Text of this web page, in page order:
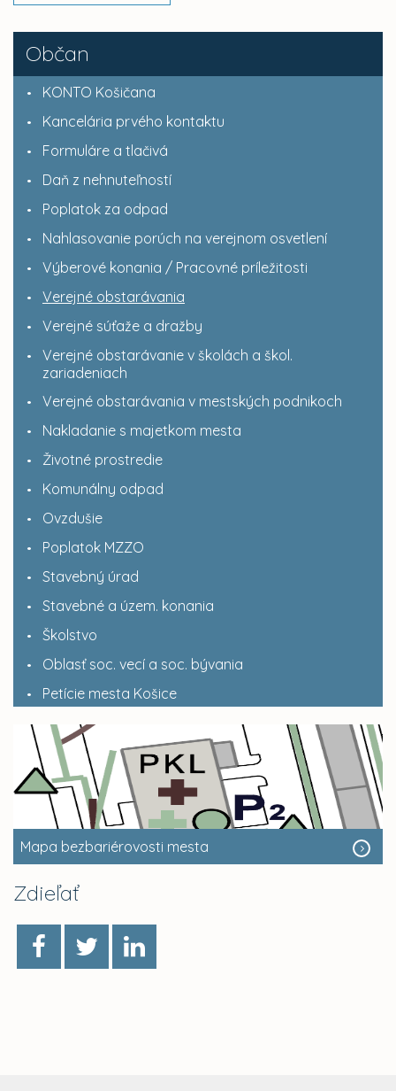
Občan
KONTO Košičana
Kancelária prvého kontaktu
Formuláre a tlačivá
Daň z nehnuteľností
Poplatok za odpad
Nahlasovanie porúch na verejnom osvetlení
Výberové konania / Pracovné príležitosti
Verejné obstarávania
Verejné súťaže a dražby
Verejné obstarávanie v školách a škol.
zariadeniach
Verejné obstarávania v mestských podnikoch
Nakladanie s majetkom mesta
Životné prostredie
Komunálny odpad
Ovzdušie
Poplatok MZZO
Stavebný úrad
Stavebné a územ. konania
Školstvo
Oblasť soc. vecí a soc. bývania
Petície mesta Košice
Mapa bezbariérovosti mesta
Zdieľať